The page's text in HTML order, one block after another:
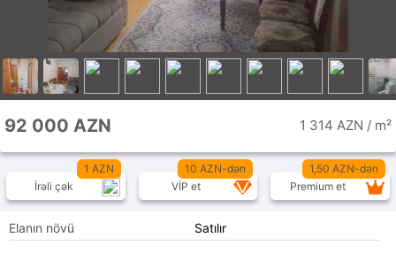
92 000 AZN 1 314 AZN / m²
1 AZN
İrəli çək
10 AZN-dən
VİP et
1,50 AZN-dən
Premium et
Elanın növü Satılır